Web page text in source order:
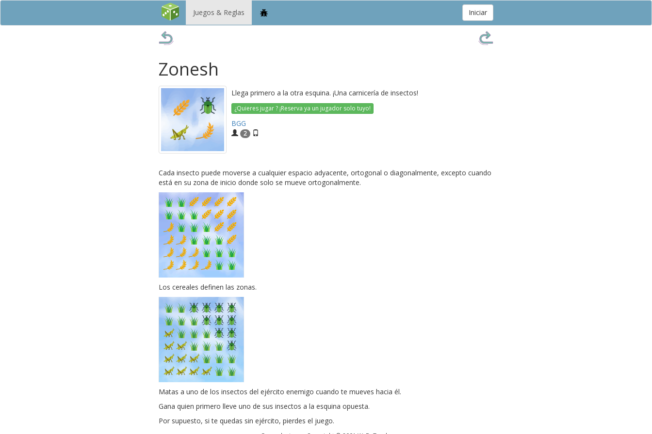
Juegos & Reglas Iniciar
Zonesh
Llega primero a la otra esquina. ¡Una carnicería de insectos!
¿Quieres jugar ? ¡Reserva ya un jugador solo tuyo!
BGG
2
Cada insecto puede moverse a cualquier espacio adyacente, ortogonal o diagonalmente, excepto cuando
está en su zona de inicio donde solo se mueve ortogonalmente.
Los cereales definen las zonas.
Matas a uno de los insectos del ejército enemigo cuando te mueves hacia él.
Gana quien primero lleve uno de sus insectos a la esquina opuesta.
Por supuesto, si te quedas sin ejército, pierdes el juego.